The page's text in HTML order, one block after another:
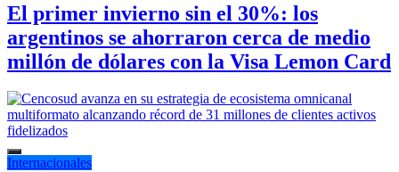
El primer invierno sin el 30%: los
argentinos se ahorraron cerca de medio
millón de dólares con la Visa Lemon Card
Internacionales